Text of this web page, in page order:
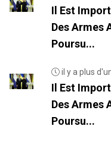
Il Est
Des Armes
Poursu...
il y a plus
Il Est
Des Armes
Poursu...